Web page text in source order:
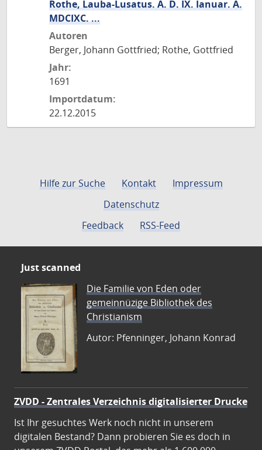
Rothe, Lauba-Lusatus. A. D. IX. Ianuar. A.
MDCIXC. ...
Autoren
Berger, Johann Gottfried; Rothe, Gottfried
Jahr:
1691
Importdatum:
22.12.2015
Hilfe zur Suche Kontakt
Impressum
Datenschutz
Feedback
RSS-Feed
Just scanned
Die Familie von Eden oder
gemeinnüzige Bibliothek des
Christianism
Autor: Pfenninger, Johann Konrad
ZVDD - Zentrales Verzeichnis digitalisierter Drucke
Ist Ihr gesuchtes Werk noch nicht in unserem
digitalen Bestand? Dann probieren Sie es doch in